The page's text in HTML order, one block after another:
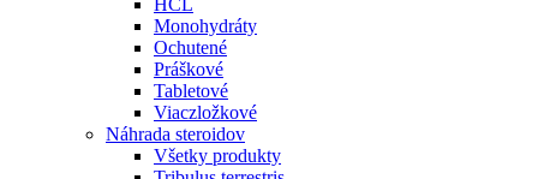
HCL
Monohydráty
Ochutené
Práškové
Tabletové
Viaczložkové
Náhrada steroidov
Všetky produkty